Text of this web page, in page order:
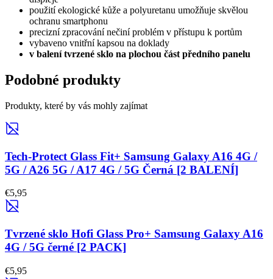
použití ekologické kůže a polyuretanu umožňuje skvělou
ochranu smartphonu
precizní zpracování nečiní problém v přístupu k portům
vybaveno vnitřní kapsou na doklady
v balení tvrzené sklo na plochou část předního panelu
Podobné produkty
Produkty, které by vás mohly zajímat
Tech-Protect Glass Fit+ Samsung Galaxy A16 4G /
5G / A26 5G / A17 4G / 5G Černá [2 BALENÍ]
€5,95
Tvrzené sklo Hofi Glass Pro+ Samsung Galaxy A16
4G / 5G černé [2 PACK]
€5,95